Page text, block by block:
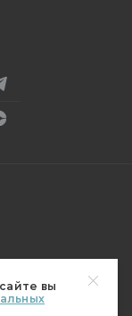
вы
редакции.